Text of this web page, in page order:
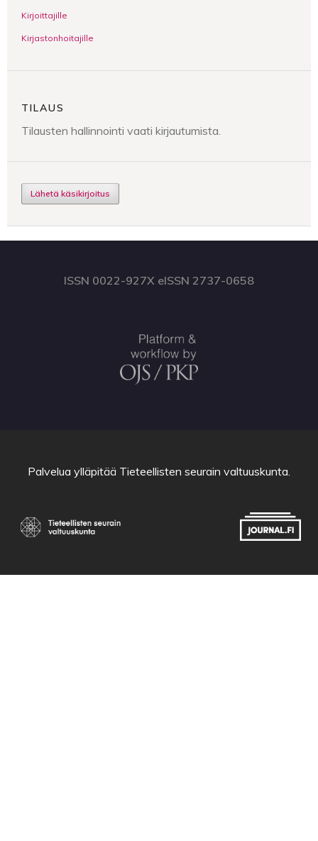
Kirjoittajille
Kirjastonhoitajille
TILAUS
Tilausten hallinnointi vaati kirjautumista.
Lähetä käsikirjoitus
ISSN 0022-927X eISSN 2737-0658
Palvelua ylläpitää Tieteellisten seurain valtuuskunta.